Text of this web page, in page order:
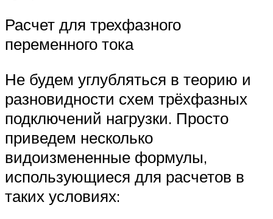
Расчет для трехфазного
переменного тока
Не будем углубляться в теорию и
разновидности схем трёхфазных
подключений нагрузки. Просто
приведем несколько
видоизмененные формулы,
использующиеся для расчетов в
таких условиях: